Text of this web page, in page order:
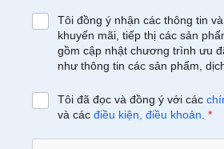
Tôi đồng ý nhận các thông tin
khuyến mãi, tiếp thị các sản
gồm cập nhật chương trình ưu
như thông tin các sản phẩm,
Tôi đã đọc và đồng ý với các
và các điều kiện, điều khoản *